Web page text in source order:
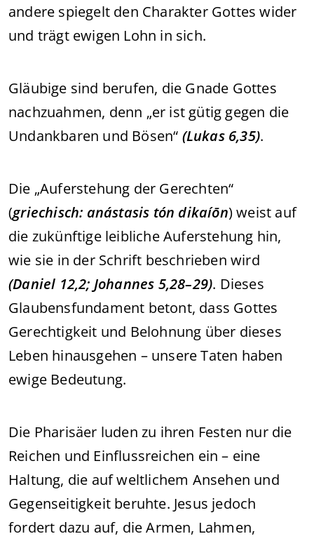
andere spiegelt den Charakter Gottes wider
und trägt ewigen Lohn in sich.
Gläubige sind berufen, die Gnade Gottes
nachzuahmen, denn „er ist gütig gegen die
Undankbaren und Bösen“ (Lukas 6,35).
Die „Auferstehung der Gerechten“
(griechisch: anástasis tón dikaíōn) weist auf
die zukünftige leibliche Auferstehung hin,
wie sie in der Schrift beschrieben wird
(Daniel 12,2; Johannes 5,28–29). Dieses
Glaubensfundament betont, dass Gottes
Gerechtigkeit und Belohnung über dieses
Leben hinausgehen – unsere Taten haben
ewige Bedeutung.
Die Pharisäer luden zu ihren Festen nur die
Reichen und Einflussreichen ein – eine
Haltung, die auf weltlichem Ansehen und
Gegenseitigkeit beruhte. Jesus jedoch
fordert dazu auf, die Armen, Lahmen,